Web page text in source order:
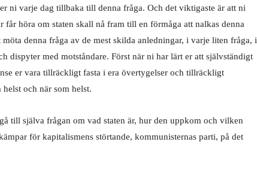
ni varje dag tillbaka till denna fråga. Och det viktigaste är att ni
får höra om staten skall nå fram till en förmåga att nalkas denna
denna fråga av de mest skilda anledningar, i varje liten fråga, i
dispyter med motståndare. Först när ni har lärt er att självständigt
er vara tillräckligt fasta i era övertygelser och tillräckligt
och när som helst.
till själva frågan om vad staten är, hur den uppkom och vilken
för kapitalismens störtande, kommunisternas parti, på det